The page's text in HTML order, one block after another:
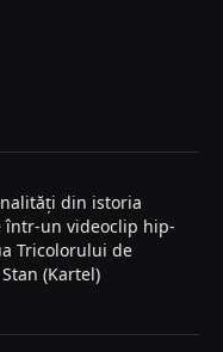
din istoria
într-un videoclip hip-
Tricolorului de
(Kartel)